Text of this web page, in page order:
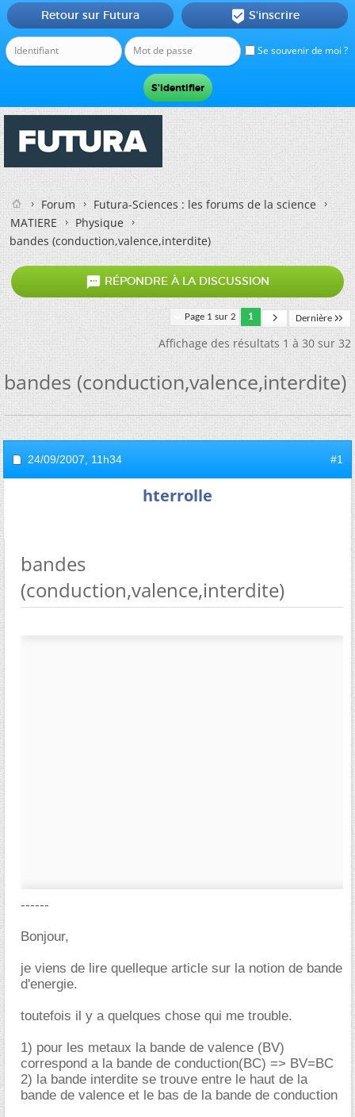
Se souvenir de moi ?
Retour sur Futura  S'inscrire
Forum
Futura-Sciences : les forums de la science
MATIERE
Physique
bandes (conduction,valence,interdite)
 RÉPONDRE À LA DISCUSSION
Page 1 sur 2 1 Dernière
Affichage des résultats 1 à 30 sur 32
bandes (conduction,valence,interdite)
24/09/2007, 11h34 #1
hterrolle
bandes
(conduction,valence,interdite)
------
Bonjour,
je viens de lire quelleque article sur la notion de bande
d'energie.
toutefois il y a quelques chose qui me trouble.
1) pour les metaux la bande de valence (BV)
correspond a la bande de conduction(BC) => BV=BC
2) la bande interdite se trouve entre le haut de la
bande de valence et le bas de la bande de conduction